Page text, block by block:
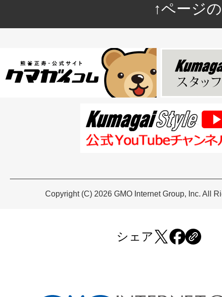
↑ページ
Copyright (C) 2026 GMO Internet Group, Inc. All
シェア